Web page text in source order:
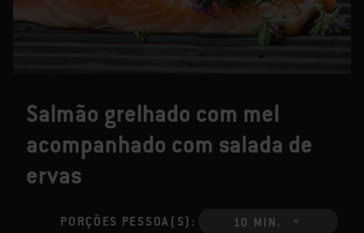
Salmão grelhado com mel
acompanhado com salada de
ervas
PORÇÕES PESSOA(S):
10 MIN.